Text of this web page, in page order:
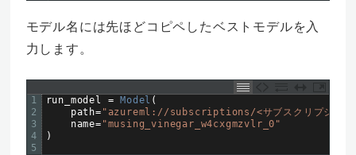
モデル名には先ほどコピペしたベストモデルを入
力します。
1
2
3
4
5
run_model = Model (
path= "azureml://subscriptions/<サブスクリプショ
name= "musing_vinegar_w4cxgmzvlr_0"
)